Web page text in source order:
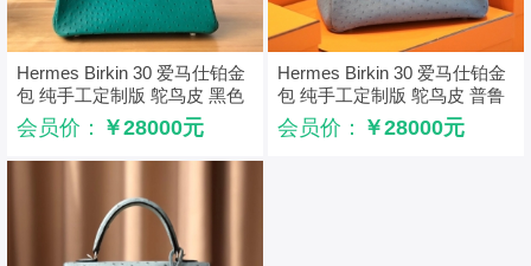
Hermes Birkin 30 爱马仕铂金
包 纯手工定制版 鸵鸟皮 黑色
会员价： ￥28000元
Hermes Birkin 30 爱马仕铂金
包 纯手工定制版 鸵鸟皮 普鲁
士蓝
会员价： ￥28000元